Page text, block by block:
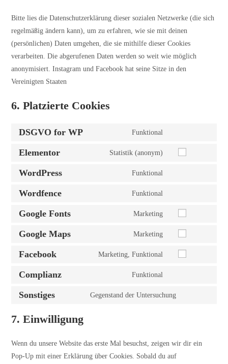
Bitte lies die Datenschutzerklärung dieser sozialen Netzwerke (die sich
regelmäßig ändern kann), um zu erfahren, wie sie mit deinen
(persönlichen) Daten umgehen, die sie mithilfe dieser Cookies
verarbeiten. Die abgerufenen Daten werden so weit wie möglich
anonymisiert. Instagram und Facebook hat seine Sitze in den
Vereinigten Staaten
6. Platzierte Cookies
DSGVO for WP Funktional
Elementor Statistik (anonym)
WordPress Funktional
Wordfence Funktional
Google Fonts Marketing
Google Maps Marketing
Facebook Marketing, Funktional
Complianz Funktional
Sonstiges Gegenstand der Untersuchung
7. Einwilligung
Wenn du unsere Website das erste Mal besuchst, zeigen wir dir ein
Pop-Up mit einer Erklärung über Cookies. Sobald du auf